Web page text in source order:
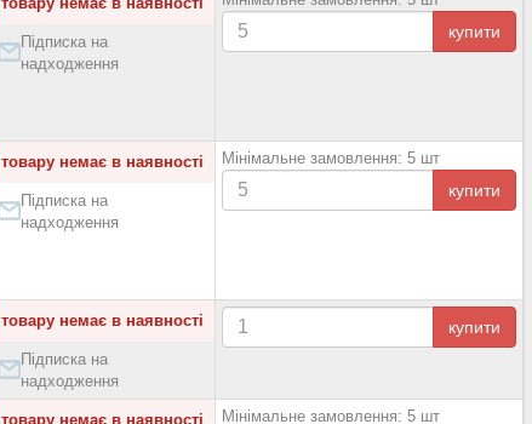
Підписка на
надходження
купити
товару немає в наявності
Підписка на
надходження
Мінімальне замовлення: 5 шт
купити
товару немає в наявності
Підписка на
надходження
купити
товару немає в наявності Мінімальне замовлення: 5 шт